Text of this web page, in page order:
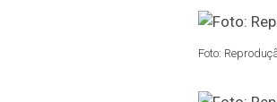
Foto: